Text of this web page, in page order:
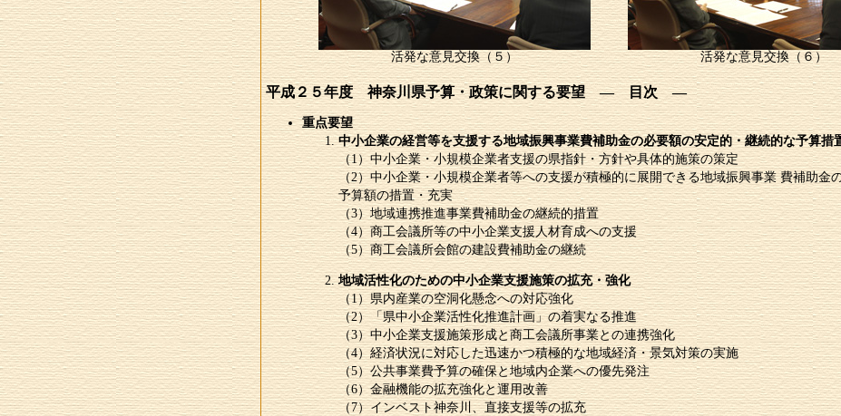
活発な意見交換（５） 活発な意見交換（６）
平成２５年度 神奈川県予算・政策に関する要望 ― 目次 ―
重点要望
中小企業の経営等を支援する地域振興事業費補助金の必要額の安定的・継続的な予算措
（1）中小企業・小規模企業者支援の県指針・方針や具体的施策の策定
（2）中小企業・小規模企業者等への支援が積極的に展開できる地域振興事業 費補助金
予算額の措置・充実
（3）地域連携推進事業費補助金の継続的措置
（4）商工会議所等の中小企業支援人材育成への支援
（5）商工会議所会館の建設費補助金の継続
地域活性化のための中小企業支援施策の拡充・強化
（1）県内産業の空洞化懸念への対応強化
（2）「県中小企業活性化推進計画」の着実なる推進
（3）中小企業支援施策形成と商工会議所事業との連携強化
（4）経済状況に対応した迅速かつ積極的な地域経済・景気対策の実施
（5）公共事業費予算の確保と地域内企業への優先発注
（6）金融機能の拡充強化と運用改善
（7）インベスト神奈川、直接支援等の拡充